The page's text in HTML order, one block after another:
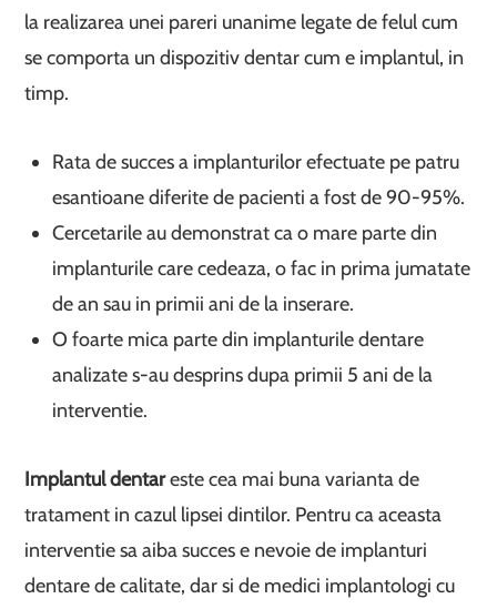
la realizarea unei pareri unanime legate de felul cum
se comporta un dispozitiv dentar cum e implantul, in
timp.
Rata de succes a implanturilor efectuate pe patru
esantioane diferite de pacienti a fost de 90-95%.
Cercetarile au demonstrat ca o mare parte din
implanturile care cedeaza, o fac in prima jumatate
de an sau in primii ani de la inserare.
O foarte mica parte din implanturile dentare
analizate s-au desprins dupa primii 5 ani de la
interventie.
Implantul dentareste cea mai buna varianta de
tratament in cazul lipsei dintilor. Pentru ca aceasta
interventie sa aiba succes e nevoie de implanturi
dentare de calitate, dar si de medici implantologi cu